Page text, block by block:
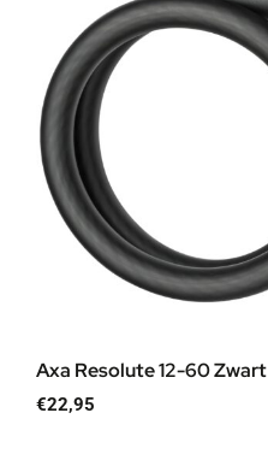
Axa Resolute 12-60 Zwart
€22,95